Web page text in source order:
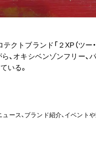
トブランド「２XP（ツー
、オキシベンゾンフリー、
いる。
ース、ブランド紹介、イベント